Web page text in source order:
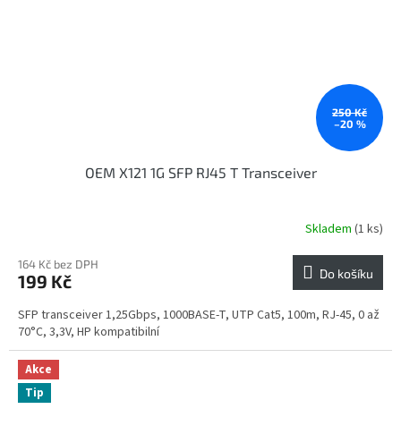
250 Kč
–20 %
OEM X121 1G SFP RJ45 T Transceiver
Skladem (1 ks)
164 Kč bez DPH
199 Kč Do košíku
SFP transceiver 1,25Gbps, 1000BASE-T, UTP Cat5, 100m, RJ-45, 0 až
70°C, 3,3V, HP kompatibilní
Akce
Tip